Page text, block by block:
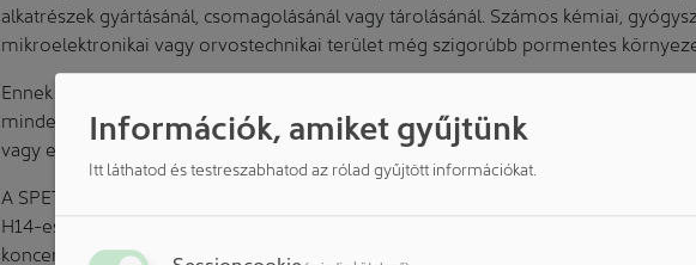
alkatrészek gyártásánál, csomagolásánál vagy tárolásánál. Számos kémiai,
mikroelektronikai vagy orvostechnikai terület még szigorúbb pormentes
Ennek érdekében a Spetec GmbH három modulárisan kialakítható tisztatér-
minden felhasználói igényt kielégítenek – legyen szó egy kis, költséghatékony
vagy egy magas színvonalú, 350 m²-es tisztatéről – mindezt építkezés nélkül.
A SPETEC® tisztatércellája kezdetben egy szűrőegységből, a Lamináris Áramlás
H14-es szűrőkkel, 99,995%-os leválasztási hatékonysággal csökkenti a levegőben
koncentrációját kb. 15 millió/m³-ről körülbelül 1.500 részecskére az egységen
Információk, amiket gyűjtünk
Itt láthatod és testreszabhatod az rólad gyűjtött információkat.